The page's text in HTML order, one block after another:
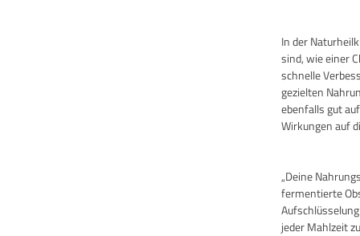
In der
sind, wie einer
schnelle
gezielten
ebenfalls gut
Wirkungen auf
„Deine
fermentierte
jeder Mahlzeit